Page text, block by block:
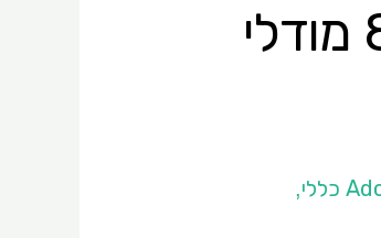
שילוב של טקסטים בתמונות AI: השוואה בין 8 מודלי
,